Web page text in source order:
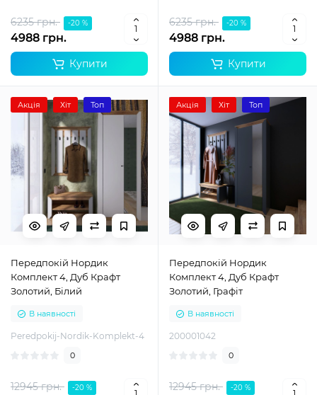
6235 грн. -20 %
4988 грн.
Купити
6235 грн. -20 %
4988 грн.
Купити
Акція Хіт Топ
Передпокій Нордик
Комплект 4, Дуб Крафт
Золотий, Білий
В наявності
Peredpokij-Nordik-Komplekt-4
0
12945 грн. -20 %
Акція Хіт Топ
Передпокій Нордик
Комплект 4, Дуб Крафт
Золотий, Графіт
В наявності
200001042
0
12945 грн. -20 %